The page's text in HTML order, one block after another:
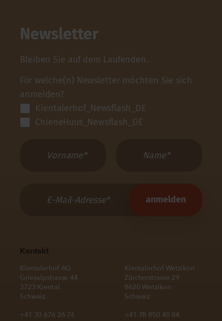
Newsletter
Bleiben Sie auf dem Laufenden.
Für welche(n) Newsletter möchten Sie sich
anmelden?
Kientalerhof_Newsflash_DE
ChieneHuus_Newsflash_DE
Kontakt
Kientalerhof AG
Griesalpstrasse 44
3723 Kiental
Schweiz
+41 33 676 26 76
Kientalerhof Wetzikon
Zürcherstrasse 29
8620 Wetzikon
Schweiz
+41 78 850 40 84